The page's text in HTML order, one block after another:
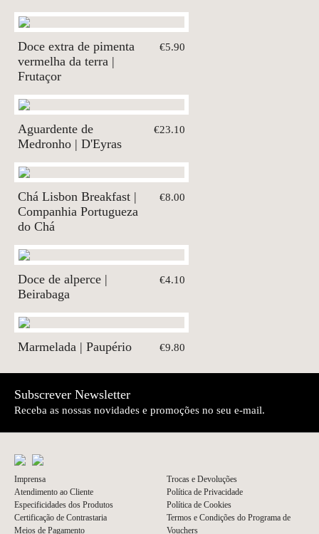
Doce extra de pimenta
vermelha da terra |
Frutaçor
€5.90
Aguardente de
Medronho | D'Eyras
€23.10
Chá Lisbon Breakfast |
Companhia Portugueza
do Chá
€8.00
Doce de alperce |
Beirabaga
€4.10
Marmelada | Paupério €9.80
Subscrever Newsletter
Receba as nossas novidades e promoções no seu e-mail.
Imprensa
Atendimento ao Cliente
Especificidades dos Produtos
Certificação de Contrastaria
Meios de Pagamento
Trocas e Devoluções
Política de Privacidade
Política de Cookies
Termos e Condições do Programa de
Vouchers